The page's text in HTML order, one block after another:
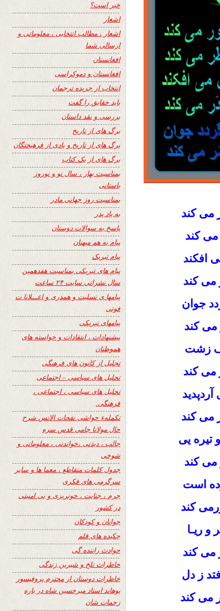
می کند
کند
افکند
می کند
جوان
کند
زشت
می کند
می کند
یی
می کند
است
کند
و ریـا
می کند
ز دل
می کند
خبر است؟
اشعار
اشعار ، مطالب انتخابی ، معلوماتی و
ارسالی شما
افغانستان
افغانستان و دموکراسی
انتخاب از جریده ترجمان
باید حقایق را گفت
بررسی و نقد داستان
برگ های از تاریخ
برگ های از تاریخ و یادی از فرهیختگان
برگ های از یک کتاب
بمناسبت بهار ، سال نو و نوروز
باستانی
بمناسبت روز جهانی مادر
به یاد پدر
پاسخ به سوالات دوستان
پیام به هم میهنان
پیام تبریک
پیام های تبریکی بمناسبت هفدهمین
سال نشراتی سایت ۲۴ ساعت
پیامها ی تسلیت و همدری و اعـــلانا ت
فوتی
پیامهای تبریکی
پیشنهادات ، انتقادات و خواسته های
هموطنان
تجلیل از کانون های فرهنگی
تحلیل های سیاسی – اجتماعی
تحلیل های سیاسی ، اجتماعی ،
فرهنگی.
تکملهء حواشی نفحات الانس شرح
حال مولانا جامی قدس سره
جالب ، دیدنی ،خواندنی ، معلوماتی و
شوخی
جدول کلمات متقاطع ، معما ها و سایر
سرگرمی های فکری
جرم ، جنایت ، خونریزی و بی امنیتی
در کشور
جوانان و کودکان
چکیده های قلم
حوادث راننده گی
خاطرات تلخ و شیرین زندگی
خاطرات دوستان از محترم پروفیسور
پوهاند استاد میرحسین شاه در باره
زحمات شان